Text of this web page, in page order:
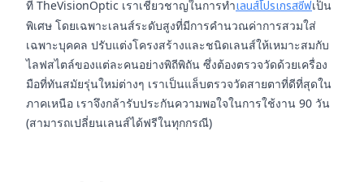
ที่ TheVisionOptic เราเชี่ยวชาญในการทำเลนส์โปรเกรสซีฟเป็น
พิเศษ โดยเฉพาะเลนส์ระดับสูงที่มีการคำนวณค่าการสวมใส่
เฉพาะบุคคล ปรับแต่งโครงสร้างและชนิดเลนส์ให้เหมาะสมกับ
ไลฟสไตล์ของแต่ละคนอย่างพิถีพิถัน ซึ่งต้องตรวจวัดด้วยเครื่อง
มือที่ทันสมัยรุ่นใหม่ต่างๆ เราเป็นแล็บตรวจวัดสายตาที่ดีที่สุดใน
ภาคเหนือ เราจึงกล้ารับประกันความพอใจในการใช้งาน 90 วัน
(สามารถเปลี่ยนเลนส์ได้ฟรีในทุกกรณี)